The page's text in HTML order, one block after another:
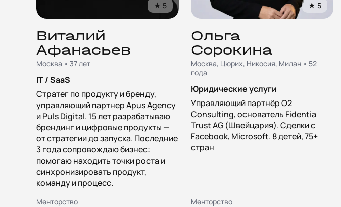
★ 5
Виталий
Афанасьев
Москва • 37 лет
IT / SaaS
Стратег по продукту и бренду,
управляющий партнер Apus Agency
и Puls Digital. 15 лет разрабатываю
брендинг и цифровые продукты —
от стратегии до запуска. Последние
3 года сопровождаю бизнес:
помогаю находить точки роста и
синхронизировать продукт,
команду и процесс.
Менторство
★ 5
Ольга
Сорокина
Москва, Цюрих, Никосия, Милан • 52
года
Юридические услуги
Управляющий партнёр O2
Consulting, основатель Fidentia
Trust AG (Швейцария). Сделки с
Facebook, Microsoft. 8 детей, 75+
стран
Менторство